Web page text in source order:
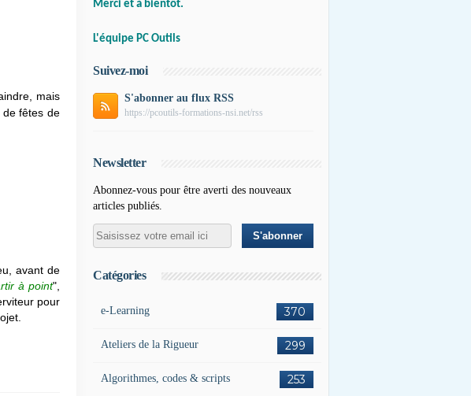
mais
fêtes de
avant de
à point",
pour
Merci et à bientôt.
L'équipe PC Outils
Suivez-moi
S'abonner au flux RSS
https://pcoutils-formations-nsi.net/rss
Newsletter
Abonnez-vous pour être averti des nouveaux
articles publiés.
Catégories
370
e-Learning
299
Ateliers de la Rigueur
253
Algorithmes, codes & scripts